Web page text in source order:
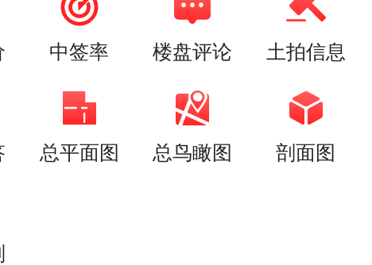
中签率 楼盘评论 土拍信息
总平面图 总鸟瞰图 剖面图